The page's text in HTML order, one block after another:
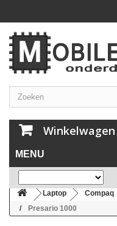
Winkelwagen
MENU
Laptop Compaq
Presario 1000